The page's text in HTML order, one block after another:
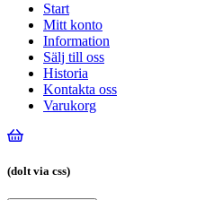
Start
Mitt konto
Information
Sälj till oss
Historia
Kontakta oss
Varukorg
(dolt via css)